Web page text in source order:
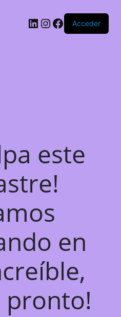
LinkedIn
Instagram
Facebook
Acceder
este
en
pronto!